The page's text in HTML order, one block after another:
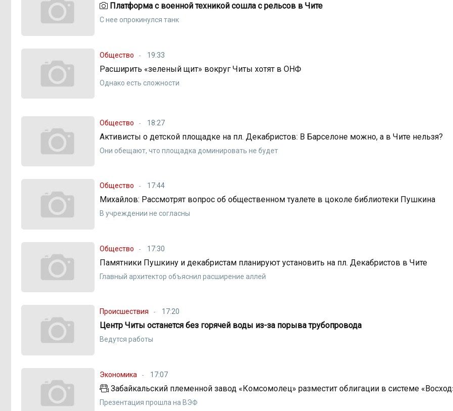
Платформа с военной техникой сошла с рельсов в Чите
С нее опрокинулся танк
Общество 19:33
Расширить «зеленый щит» вокруг Читы хотят в ОНФ
Однако есть сложности
Общество 18:27
Активисты о детской площадке на пл. Декабристов: В Барселоне можно, а в Чите нельзя?
Они обещают, что площадка доминировать не будет
Общество 17:44
Михайлов: Рассмотрят вопрос об общественном туалете в цоколе библиотеки Пушкина
В учреждении не согласны
Общество 17:30
Памятники Пушкину и декабристам планируют установить на пл. Декабристов в Чите
Главный архитектор объяснил расширение аллей
Происшествия 17:20
Центр Читы останется без горячей воды из-за порыва трубопровода
Ведутся работы
Экономика 17:07
Забайкальский племенной завод «Комсомолец» разместит облигации в системе
Презентация прошла на ВЭФ